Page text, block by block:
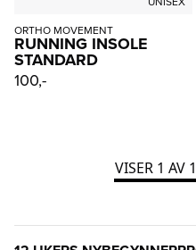
ORTHO MOVEMENT
RUNNING INSOLE
STANDARD
100,-
VISER 1 AV 1